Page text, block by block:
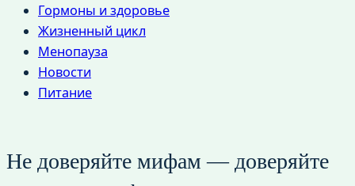
Гормоны и здоровье
Жизненный цикл
Менопауза
Новости
Питание
Не доверяйте мифам — доверяйте